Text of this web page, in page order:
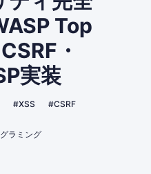
Top
・
実装
#XSS #CSRF
ラミング